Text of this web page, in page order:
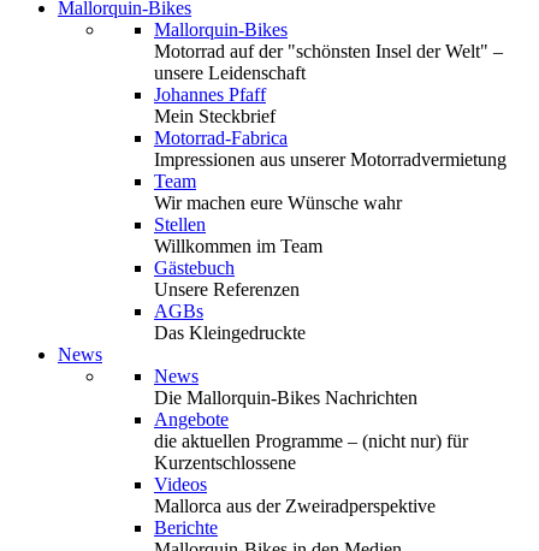
Mallorquin-Bikes
Mallorquin-Bikes
Motorrad auf der "schönsten Insel der Welt" –
unsere Leidenschaft
Johannes Pfaff
Mein Steckbrief
Motorrad-Fabrica
Impressionen aus unserer Motorradvermietung
Team
Wir machen eure Wünsche wahr
Stellen
Willkommen im Team
Gästebuch
Unsere Referenzen
AGBs
Das Kleingedruckte
News
News
Die Mallorquin-Bikes Nachrichten
Angebote
die aktuellen Programme – (nicht nur) für
Kurzentschlossene
Videos
Mallorca aus der Zweiradperspektive
Berichte